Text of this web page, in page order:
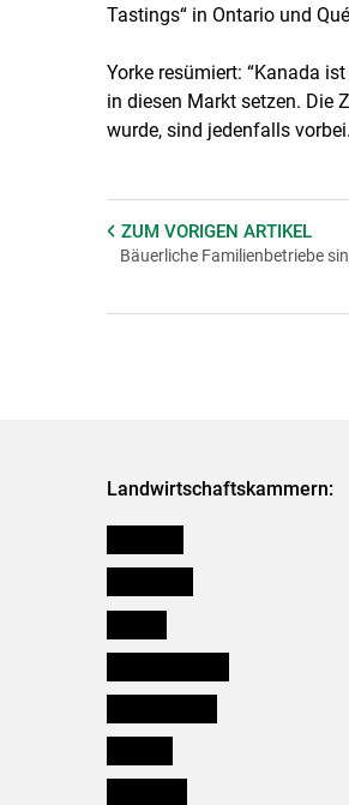
Tastings“ in Ontario und
Yorke resümiert: “Kanada
in diesen Markt setzen. Die
wurde, sind jedenfalls
ZUM VORIGEN ARTIKEL
Bäuerliche Familienbetriebe
Landwirtschaftskammern: